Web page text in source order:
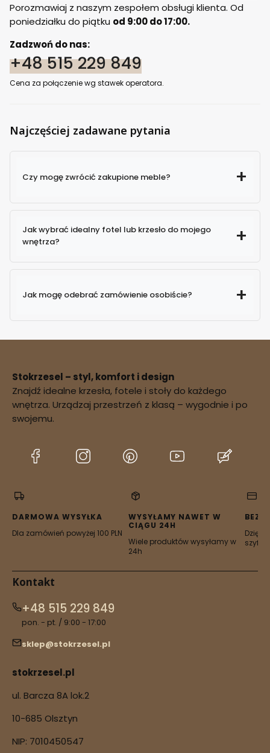
Porozmawiaj z naszym zespołem obsługi klienta. Od
poniedziałku do piątku od 9:00 do 17:00.
Zadzwoń do nas:
+48 515 229 849
Cena za połączenie wg stawek operatora.
Najczęściej zadawane pytania
Czy mogę zwrócić zakupione meble?
Jak wybrać idealny fotel lub krzesło do mojego
wnętrza?
Jak mogę odebrać zamówienie osobiście?
potwierdzenie
dostępności zamówienia
Stokrzesel – styl, komfort i design
Znajdź idealne krzesła, fotele i stoły do każdego
wnętrza. Urządzaj przestrzeń z klasą – wygodnie i po
swojemu.
(Otwiera (Otwiera (Otwiera
nowej
(Otwiera
nowej
DARMOWA WYSYŁKA
Dla zamówień powyżej 100 PLN
WYSYŁAMY NAWET W
CIĄGU 24H
Wiele produktów wysyłamy w
24h
Dzięki
Kontakt
+48 515 229 849
pon. - pt. / 9:00 - 17:00
sklep@stokrzesel.pl
stokrzesel.pl
ul. Barcza 8A lok.2
10-685 Olsztyn
NIP: 7010450547